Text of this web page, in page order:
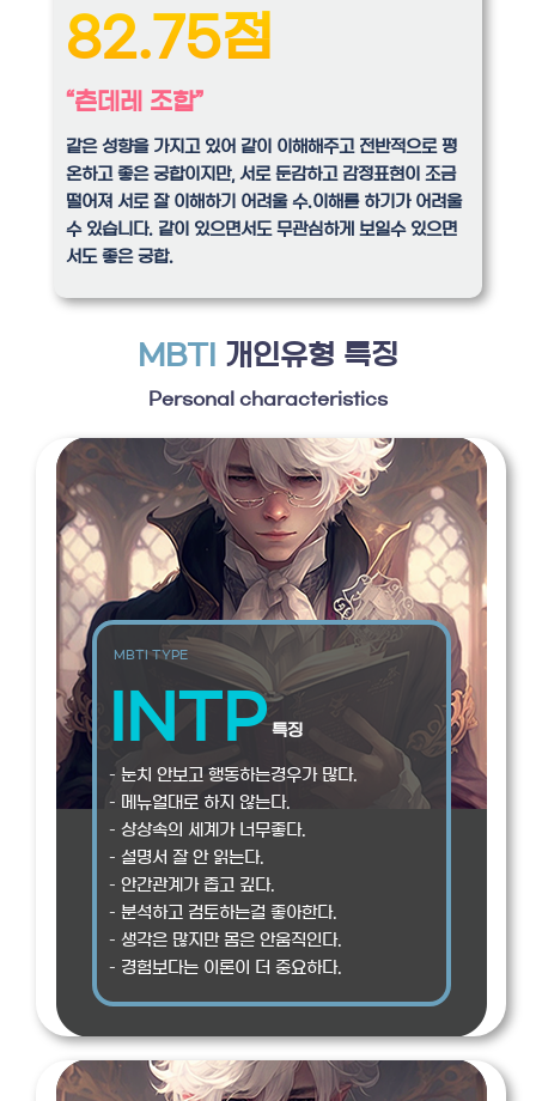
82.75점
“츤데레 조합”
같은 성향을 가지고 있어 같이 이해해주고 전반적으로 평
온하고 좋은 궁합이지만, 서로 둔감하고 감정표현이 조금
떨어져 서로 잘 이해하기 어려울 수.이해를 하기가 어려울
수 있습니다. 같이 있으면서도 무관심하게 보일수 있으면
서도 좋은 궁합.
MBTI 개인유형 특징
Personal characteristics
MBTI TYPE
INTP 특징
– 눈치 안보고 행동하는경우가 많다.
– 메뉴얼대로 하지 않는다.
– 상상속의 세계가 너무좋다.
– 설명서 잘 안 읽는다.
– 안간관계가 좁고 깊다.
– 분석하고 검토하는걸 좋아한다.
– 생각은 많지만 몸은 안움직인다.
– 경험보다는 이론이 더 중요하다.